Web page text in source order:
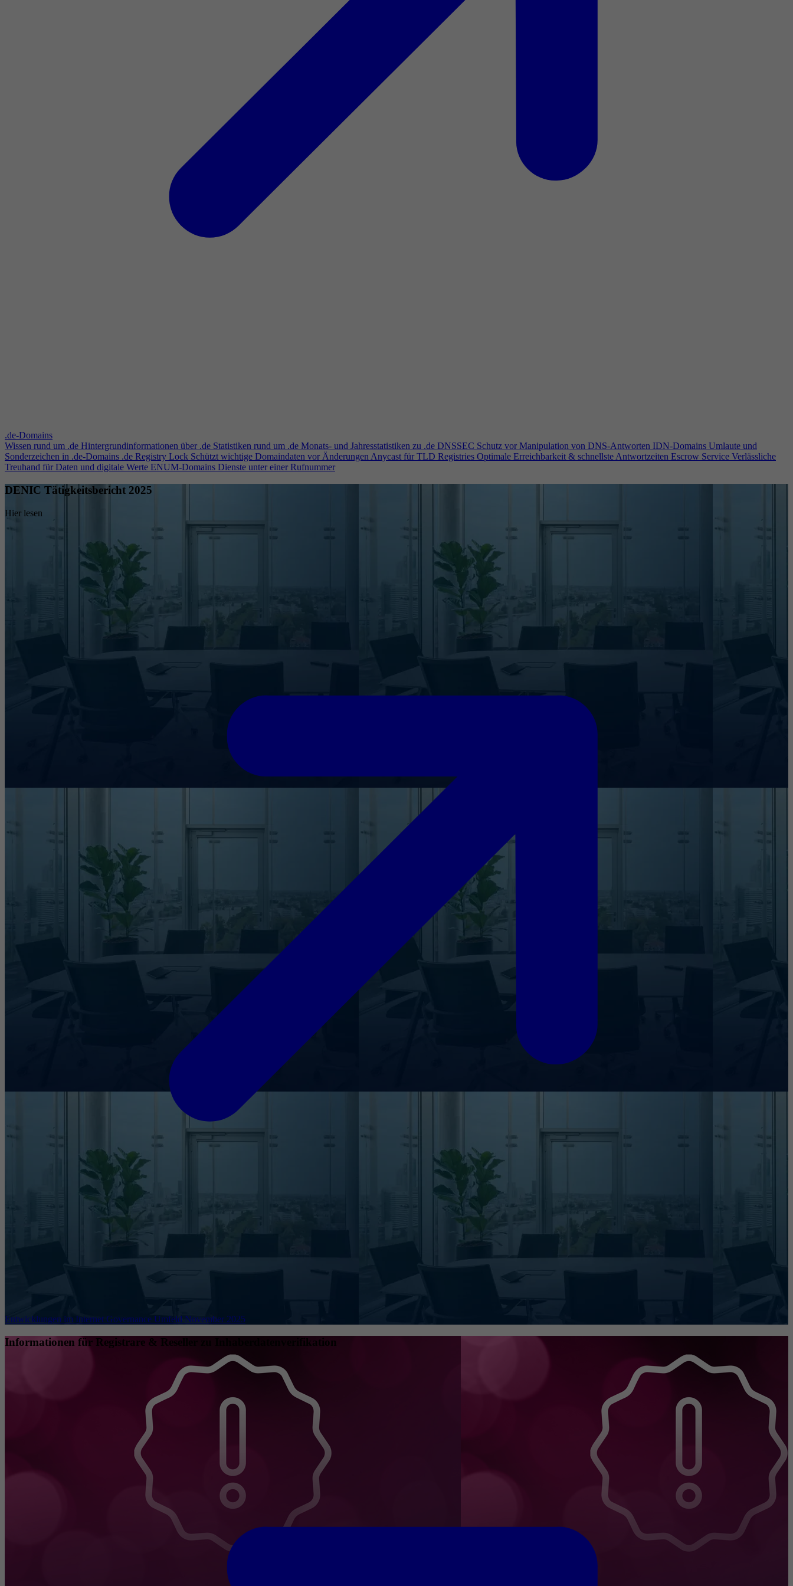
.de-Domains
Wissen rund um .de Hintergrundinformationen über .de Statistiken rund um .de Monats- und Jahresstatistiken zu .de DNSSEC Schutz vor Manipulation von DNS-Antworten IDN-Domains Umlaute und
Sonderzeichen in .de-Domains .de Registry Lock Schützt wichtige Domaindaten vor ÄnderungenAnycast für TLD Registries Optimale Erreichbarkeit & schnellste Antwortzeiten Escrow Service Verlässliche
Treuhand für Daten und digitale Werte ENUM-Domains Dienste unter einer Rufnummer
DENIC Tätigkeitsbericht 2025
Hier lesen
Entwicklungen im Internet Governance Umfeld November 2025
Informationen für Registrare & Reseller zu Inhaberdatenverifikation